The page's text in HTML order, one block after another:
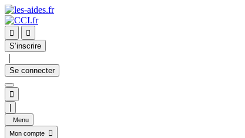


S’inscrire
Se connecter

Menu
Mon compte
